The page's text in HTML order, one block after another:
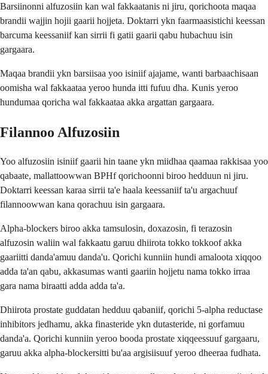
Barsiinonni alfuzosiin kan wal fakkaatanis ni jiru, qorichoota maqaa
brandii wajjin hojii gaarii hojjeta. Doktarri ykn faarmaasistichi keessan
barcuma keessaniif kan sirrii fi gatii gaarii qabu hubachuu isin
gargaara.
Maqaa brandii ykn barsiisaa yoo isiniif ajajame, wanti barbaachisaan
oomisha wal fakkaataa yeroo hunda itti fufuu dha. Kunis yeroo
hundumaa qoricha wal fakkaataa akka argattan gargaara.
Filannoo Alfuzosiin
Yoo alfuzosiin isiniif gaarii hin taane ykn miidhaa qaamaa rakkisaa yoo
qabaate, mallattoowwan BPHf qorichoonni biroo hedduun ni jiru.
Doktarri keessan karaa sirrii ta'e haala keessaniif ta'u argachuuf
filannoowwan kana qorachuu isin gargaara.
Alpha-blockers biroo akka tamsulosin, doxazosin, fi terazosin
alfuzosin waliin wal fakkaatu garuu dhiirota tokko tokkoof akka
gaariitti danda'amuu danda'u. Qorichi kunniin hundi amaloota xiqqoo
adda ta'an qabu, akkasumas wanti gaariin hojjetu nama tokko irraa
gara nama biraatti adda adda ta'a.
Dhiirota prostate guddatan hedduu qabaniif, qorichi 5-alpha reductase
inhibitors jedhamu, akka finasteride ykn dutasteride, ni gorfamuu
danda'a. Qorichi kunniin yeroo booda prostate xiqqeessuuf gargaaru,
garuu akka alpha-blockersitti bu'aa argisiisuuf yeroo dheeraa fudhata.